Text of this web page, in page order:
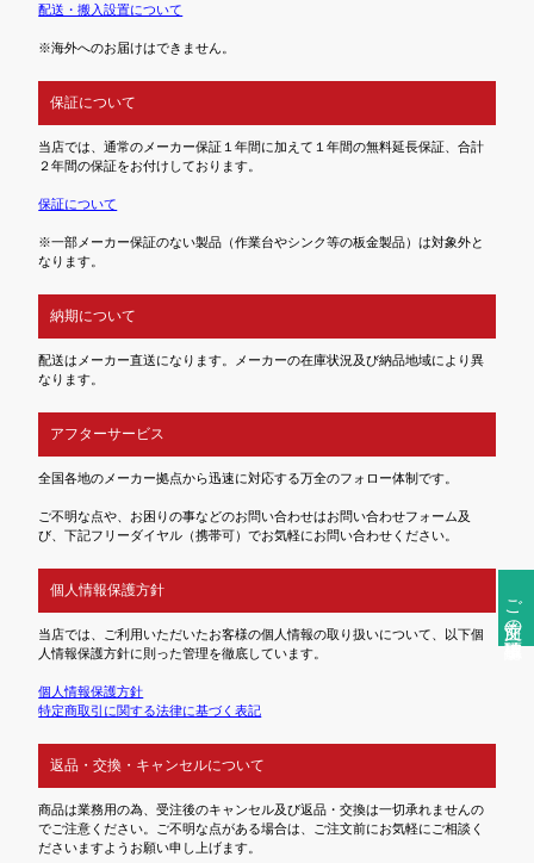
ご注文前の確認事項
配送・搬入設置について
※海外へのお届けはできません。
保証について
当店では、通常のメーカー保証１年間に加えて１年間の無料延長保証、合計
２年間の保証をお付けしております。
保証について
※一部メーカー保証のない製品（作業台やシンク等の板金製品）は対象外と
なります。
納期について
配送はメーカー直送になります。メーカーの在庫状況及び納品地域により異
なります。
アフターサービス
全国各地のメーカー拠点から迅速に対応する万全のフォロー体制です。
ご不明な点や、お困りの事などのお問い合わせはお問い合わせフォーム及
び、下記フリーダイヤル（携帯可）でお気軽にお問い合わせください。
個人情報保護方針
当店では、ご利用いただいたお客様の個人情報の取り扱いについて、以下個
人情報保護方針に則った管理を徹底しています。
個人情報保護方針
特定商取引に関する法律に基づく表記
返品・交換・キャンセルについて
商品は業務用の為、受注後のキャンセル及び返品・交換は一切承れませんの
でご注意ください。ご不明な点がある場合は、ご注文前にお気軽にご相談く
ださいますようお願い申し上げます。